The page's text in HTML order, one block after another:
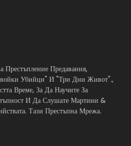
Предавания,
Убийци" И "Три Дни Живот".,
Време, За Да Научите За
И Да Слушате Мартини &
Тази Престъпна Мрежа.